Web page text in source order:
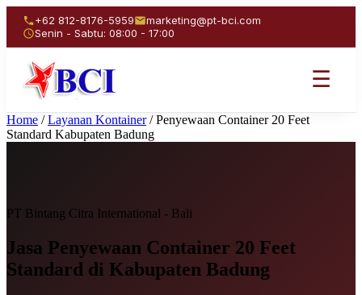
+62 812-8176-5959
marketing@pt-bci.com
Senin - Sabtu: 08:00 - 17:00
☰
Home / Layanan Kontainer / Penyewaan Container 20 Feet
Standard Kabupaten Badung
PT Bintang Citra International - Bali
Jasa Penyewaan Container 20 Feet
Standard di Kabupaten Badung